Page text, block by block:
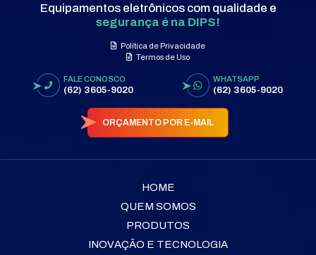
Equipamentos eletrônicos com qualidade e
segurança é na DIPS!
Política de Privacidade
Termos de Uso
FALE CONOSCO
(62) 3605-9020
WHATSAPP
(62) 3605-9020
ORÇAMENTO POR E-MAIL
HOME
QUEM SOMOS
PRODUTOS
INOVAÇÃO E TECNOLOGIA